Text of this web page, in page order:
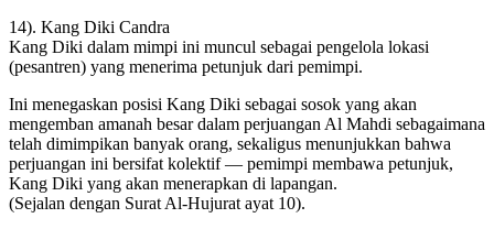
14). Kang Diki Candra
Kang Diki dalam mimpi ini muncul sebagai pengelola lokasi
(pesantren) yang menerima petunjuk dari pemimpi.
Ini menegaskan posisi Kang Diki sebagai sosok yang akan
mengemban amanah besar dalam perjuangan Al Mahdi sebagaimana
telah dimimpikan banyak orang, sekaligus menunjukkan bahwa
perjuangan ini bersifat kolektif — pemimpi membawa petunjuk,
Kang Diki yang akan menerapkan di lapangan.
(Sejalan dengan Surat Al-Hujurat ayat 10).